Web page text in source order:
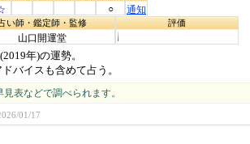
○ 通知
い師・鑑定師・監修
山口開運堂
評価
年)の運勢。
バイスも含めて占う。
表などで調べられます。
01/17